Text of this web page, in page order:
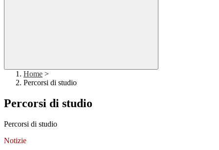
Home >
Percorsi di studio
Percorsi di studio
Percorsi di studio
Notizie